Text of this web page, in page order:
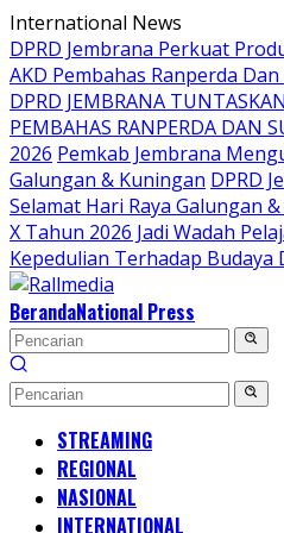
Langsung
ke
konten
International News
DPRD Jembrana Perkuat
AKD Pembahas Ranperda
DPRD JEMBRANA
PEMBAHAS RANPERDA DAN
2026 Pemkab Jembrana
Galungan & Kuningan DPRD
Selamat Hari Raya Galungan
X Tahun 2026 Jadi Wadah
Kepedulian Terhadap Budaya
BerandaNational Press
STREAMING
REGIONAL
NASIONAL
INTERNATIONAL